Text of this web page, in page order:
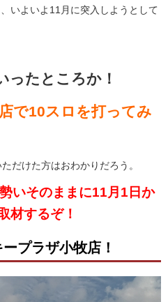
いよいよ11月に突入しようとして
ったところか！
で10スロを打ってみ
だけた方はおわかりだろう。
いそのままに11月1日か
材するぞ！
プラザ小牧店！